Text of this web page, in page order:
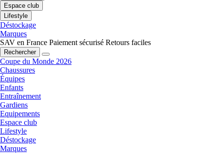
Espace club
Lifestyle
Déstockage
Marques
SAV en France Paiement sécurisé Retours faciles
Rechercher
Coupe du Monde 2026
Chaussures
Équipes
Enfants
Entraînement
Gardiens
Equipements
Espace club
Lifestyle
Déstockage
Marques